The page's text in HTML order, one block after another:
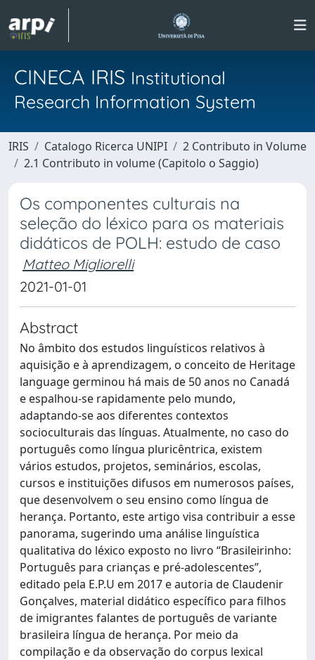
CINECA IRIS Institutional
Research Information System
IRIS Catalogo Ricerca UNIPI
2 Contributo in Volume
2.1 Contributo in volume (Capitolo o Saggio)
Os componentes culturais na
seleção do léxico para os materiais
didáticos de POLH: estudo de caso
Matteo Migliorelli
2021-01-01
Abstract
No âmbito dos estudos linguísticos relativos à
aquisição e à aprendizagem, o conceito de Heritage
language germinou há mais de 50 anos no Canadá
e espalhou-se rapidamente pelo mundo,
adaptando-se aos diferentes contextos
socioculturais das línguas. Atualmente, no caso do
português como língua pluricêntrica, existem
vários estudos, projetos, seminários, escolas,
cursos e instituições difusos em numerosos países,
que desenvolvem o seu ensino como língua de
herança. Portanto, este artigo visa contribuir a esse
panorama, sugerindo uma análise linguística
qualitativa do léxico exposto no livro “Brasileirinho:
Português para crianças e pré-adolescentes”,
editado pela E.P.U em 2017 e autoria de Claudenir
Gonçalves, material didático específico para filhos
de imigrantes falantes de português de variante
brasileira língua de herança. Por meio da
compilação e da observação do corpus lexical